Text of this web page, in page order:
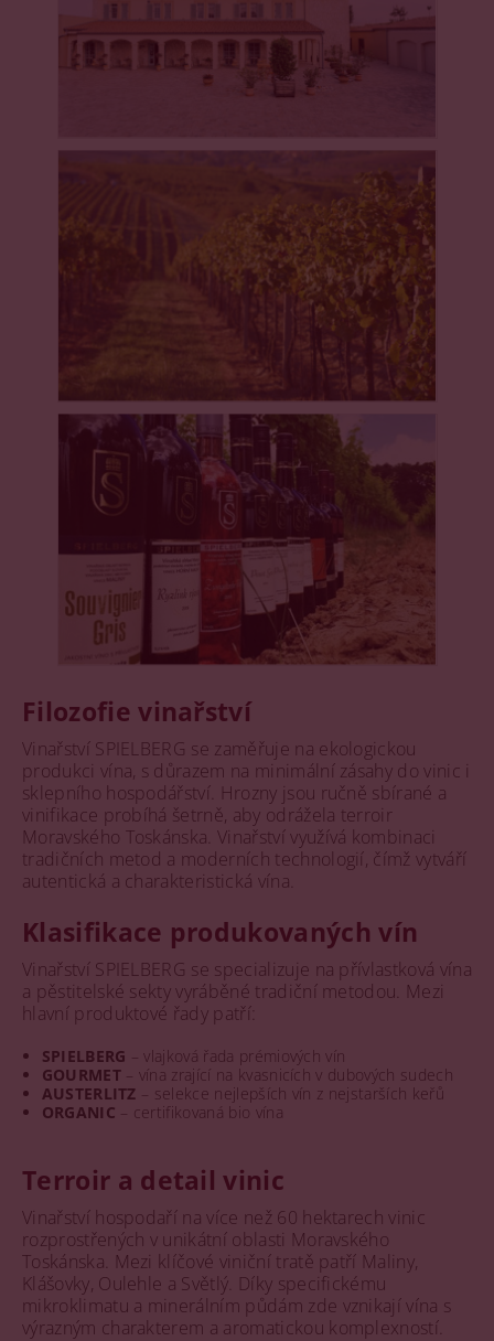
Filozofie vinařství
Vinařství SPIELBERG se zaměřuje na ekologickou
produkci vína, s důrazem na minimální zásahy do vinic i
sklepního hospodářství. Hrozny jsou ručně sbírané a
vinifikace probíhá šetrně, aby odrážela terroir
Moravského Toskánska. Vinařství využívá kombinaci
tradičních metod a moderních technologií, čímž vytváří
autentická a charakteristická vína.
Klasifikace produkovaných vín
Vinařství SPIELBERG se specializuje na přívlastková vína
a pěstitelské sekty vyráběné tradiční metodou. Mezi
hlavní produktové řady patří:
SPIELBERG – vlajková řada prémiových vín
GOURMET– vína zrající na kvasnicích v dubových sudech
AUSTERLITZ – selekce nejlepších vín z nejstarších keřů
ORGANIC – certifikovaná bio vína
Terroir a detail vinic
Vinařství hospodaří na více než 60 hektarech vinic
rozprostřených v unikátní oblasti Moravského
Toskánska. Mezi klíčové viniční tratě patří Maliny,
Klášovky, Oulehle a Světlý. Díky specifickému
mikroklimatu a minerálním půdám zde vznikají vína s
výrazným charakterem a aromatickou komplexností.